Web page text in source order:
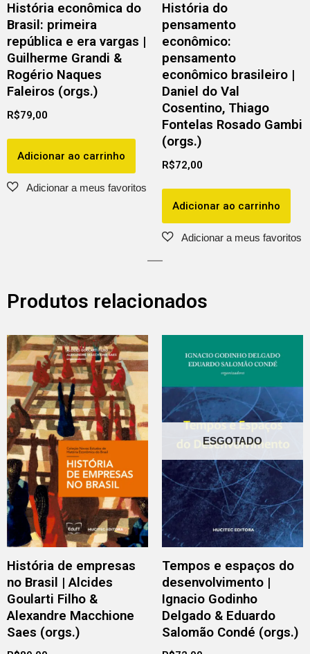
História econômica do
Brasil: primeira
república e era vargas |
Guilherme Grandi &
Rogério Naques
Faleiros (orgs.)
R$79,00
Adicionar ao carrinho
História do
pensamento
econômico:
pensamento
econômico brasileiro |
Daniel do Val
Cosentino, Thiago
Fontelas Rosado Gambi
(orgs.)
R$72,00
Adicionar ao carrinho
Produtos relacionados
História de empresas
no Brasil | Alcides
Goularti Filho &
Alexandre Macchione
Saes (orgs.)
ESGOTADO
Tempos e espaços do
desenvolvimento |
Ignacio Godinho
Delgado & Eduardo
Salomão Condé (orgs.)